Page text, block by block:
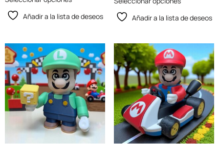
Añadir a la lista de deseos
Añadir a la lista de deseos